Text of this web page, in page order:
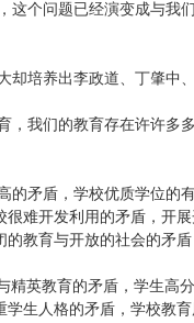
这个问题已经演变成与我
却培养出李政道、丁肇中
，我们的教育存在许许多
的矛盾，学校优质学位的
难开发利用的矛盾，开
教育与开放的社会的矛
精英教育的矛盾，学生高
生人格的矛盾，学校教